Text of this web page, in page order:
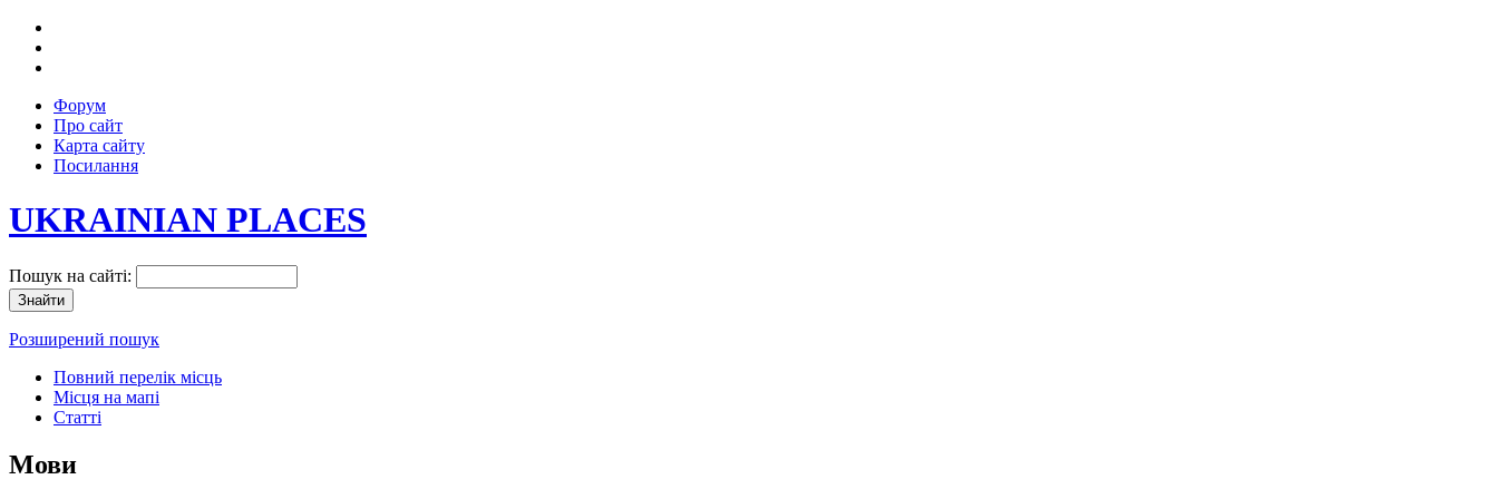
Форум
Про сайт
Карта сайту
Посилання
UKRAINIAN PLACES
Пошук на сайті:
Розширений пошук
Повний перелік місць
Місця на мапі
Статті
Мови